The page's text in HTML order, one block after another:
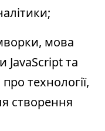
мова
JavaScript та
технології,
створення